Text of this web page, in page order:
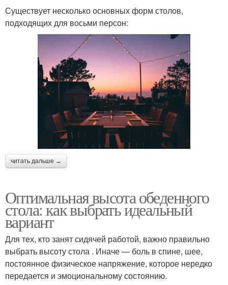
Существует несколько основных форм столов,
подходящих для восьми персон:
читать дальше →
Оптимальная высота обеденного
стола: как выбрать идеальный
вариант
Для тех, кто занят сидячей работой, важно правильно
выбрать высоту стола . Иначе — боль в спине, шее,
постоянное физическое напряжение, которое нередко
передается и эмоциональному состоянию.